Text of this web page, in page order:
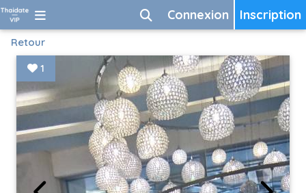
Inscription
Connexion
Retour
1